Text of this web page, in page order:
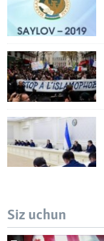
Siz uchun